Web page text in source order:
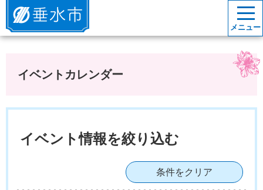
垂水市
メニュー
イベントカレンダー
イベント情報を絞り込む
条件をクリア